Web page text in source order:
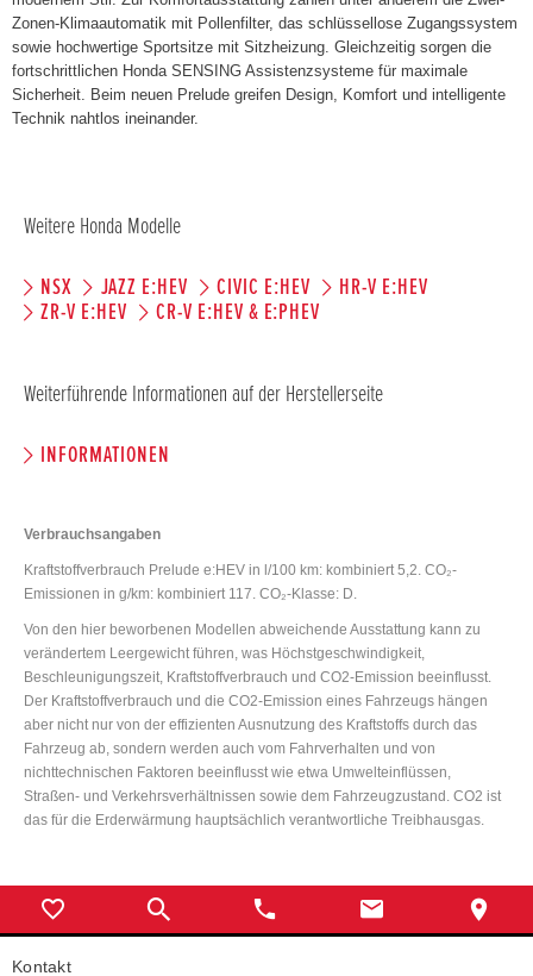
Zonen-Klimaautomatik mit Pollenfilter, das schlüssellose Zugangssystem
sowie hochwertige Sportsitze mit Sitzheizung. Gleichzeitig sorgen die
fortschrittlichen Honda SENSING Assistenzsysteme für maximale
Sicherheit. Beim neuen Prelude greifen Design, Komfort und intelligente
Technik nahtlos ineinander.
Weitere Honda Modelle
NSX JAZZ E:HEV CIVIC E:HEV
HR-V E:HEV
ZR-V E:HEV
CR-V E:HEV & E:PHEV
Weiterführende Informationen auf der Herstellerseite
INFORMATIONEN
Verbrauchsangaben
Kraftstoffverbrauch Prelude e:HEV in l/100 km: kombiniert 5,2. CO₂-
Emissionen in g/km: kombiniert 117. CO₂-Klasse: D.
Von den hier beworbenen Modellen abweichende Ausstattung kann zu
verändertem Leergewicht führen, was Höchstgeschwindigkeit,
Beschleunigungszeit, Kraftstoffverbrauch und CO2-Emission beeinflusst.
Der Kraftstoffverbrauch und die CO2-Emission eines Fahrzeugs hängen
aber nicht nur von der effizienten Ausnutzung des Kraftstoffs durch das
Fahrzeug ab, sondern werden auch vom Fahrverhalten und von
nichttechnischen Faktoren beeinflusst wie etwa Umwelteinflüssen,
Straßen- und Verkehrsverhältnissen sowie dem Fahrzeugzustand. CO2 ist
das für die Erderwärmung hauptsächlich verantwortliche Treibhausgas.
Kontakt